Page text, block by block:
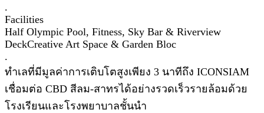
.
Facilities
Half Olympic Pool, Fitness, Sky Bar & Riverview
DeckCreative Art Space & Garden Bloc
.
ทำเลที่มีมูลค่าการเติบโตสูงเพียง 3 นาทีถึง ICONSIAM
เชื่อมต่อ CBD สีลม-สาทรได้อย่างรวดเร็วรายล้อมด้วย
โรงเรียนและโรงพยาบาลชั้นนำ